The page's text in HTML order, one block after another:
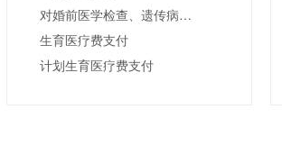
对婚前医学检查、遗传病诊断和产前诊断结果有异议的医学技术鉴定
生育医疗费支付
计划生育医疗费支付